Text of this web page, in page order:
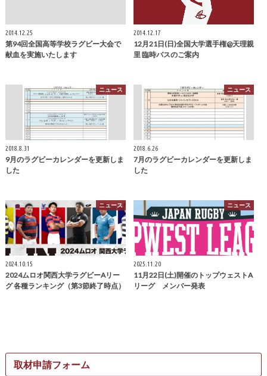
2014.12.25
第94回全国高等学校ラグビー大会で
献血を実施いたします
2014.12.17
12月21日(日)全国大学選手権@天理親
里 臨時バスのご案内
ニュース
2018.8.31
9月のラグビーカレンダーを更新しま
した
ニュース
2018.6.26
7月のラグビーカレンダーを更新しま
した
ニュース
2024.10.15
2024ムロオ関西大学ラグビーAリー
グ 各種ランキング（第3節終了時点）
ニュース
2025.11.20
11月22日(土)開催のトップウェストA
リーグ メンバー発表
取材申請フォーム